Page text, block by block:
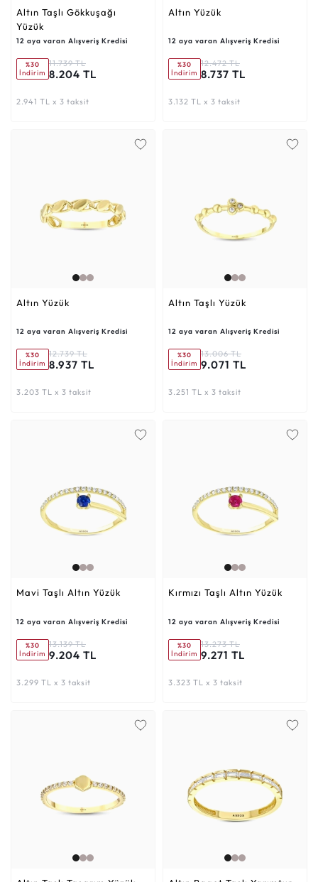
Altın Taşlı Gökkuşağı
Yüzük
12 aya varan Alışveriş Kredisi
%30
İndirim
11.739 TL
8.204 TL
2.941 TL x 3 taksit
Altın Yüzük
12 aya varan Alışveriş Kredisi
%30
İndirim
12.472 TL
8.737 TL
3.132 TL x 3 taksit
Altın Yüzük
12 aya varan Alışveriş Kredisi
%30
İndirim
12.739 TL
8.937 TL
3.203 TL x 3 taksit
Altın Taşlı Yüzük
12 aya varan Alışveriş Kredisi
%30
İndirim
13.006 TL
9.071 TL
3.251 TL x 3 taksit
Mavi Taşlı Altın Yüzük
12 aya varan Alışveriş Kredisi
%30
İndirim
13.139 TL
9.204 TL
3.299 TL x 3 taksit
Kırmızı Taşlı Altın Yüzük
12 aya varan Alışveriş Kredisi
%30
İndirim
13.273 TL
9.271 TL
3.323 TL x 3 taksit